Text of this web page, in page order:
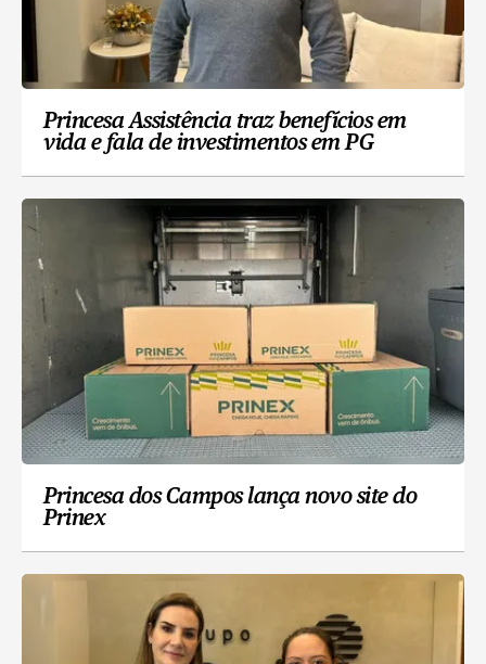
Princesa Assistência traz benefícios em
vida e fala de investimentos em PG
Princesa dos Campos lança novo site do
Prinex